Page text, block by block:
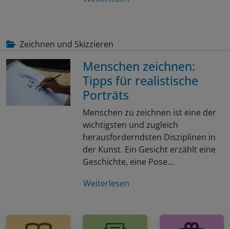
Zeichnen und Skizzieren
Menschen zeichnen:
Tipps für realistische
Porträts
Menschen zu zeichnen ist eine der
wichtigsten und zugleich
herausforderndsten Disziplinen in
der Kunst. Ein Gesicht erzählt eine
Geschichte, eine Pose…
Weiterlesen